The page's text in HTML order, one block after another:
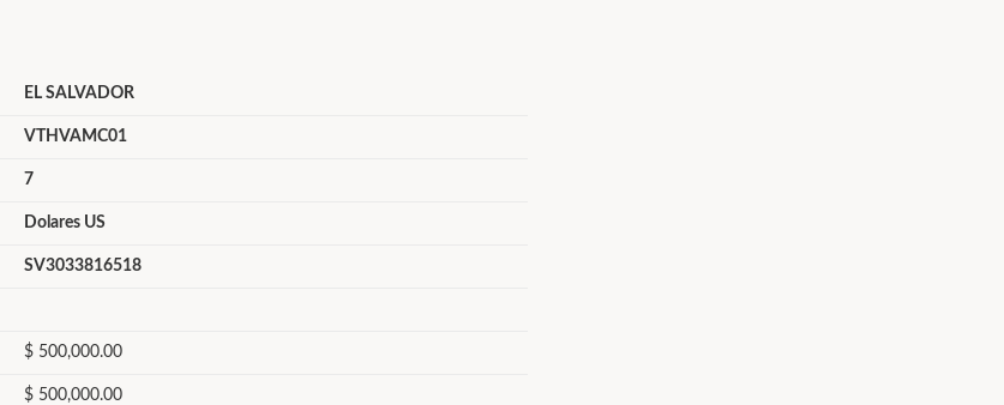
EL SALVADOR
VTHVAMC01
7
Dolares US
SV3033816518
$ 500,000.00
$ 500,000.00